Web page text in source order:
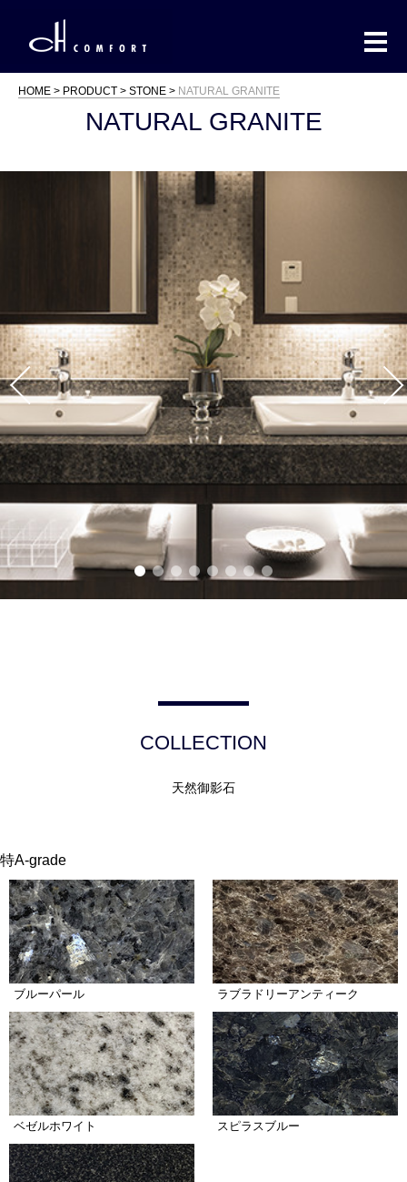
HOME PRODUCT STONE NATURAL GRANITE
NATURAL GRANITE
COLLECTION
天然御影石
特A-grade
ブルーパール ラブラドリーアンティーク
ベゼルホワイト スピラスブルー